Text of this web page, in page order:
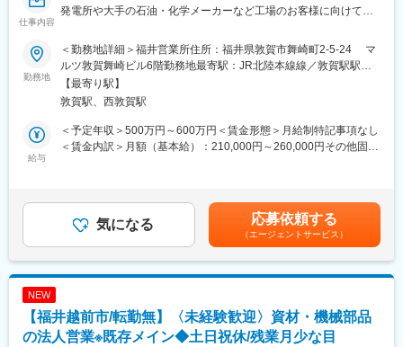
・給与…等級別の人事制度に基づいて決定。
判断基準や実績・実力に応じて公正に評価されています。半期に
一度、ご自身で目標をかかげ、上司と面談して具体的な実行プラ
ンを考え実施していただきます。
・当社は、1909年創業の老舗企業であり、福井県を拠点に電気設
備工事と電材販売を中心とした３つの事業を展開しています。
器を取り扱い、企業の生産活動を支援しています。
（3）電設事業：電気設備工事、通信設備工事、プラント設計・施
工、消防・防災設備工事、空調設備工事など、幅広い分野で施工
います。
社会の発展に貢献しながら、世界に通用する価値を創造する企業
を目指しています。
仕事内容
発電所や大手の石油・化学メーカーなど工場のお客様に向けて
当社が扱うのは発電所内で使用されるバルブ（流体の流れを調整
する装置）、プラスチック製品などの原料を運ぶ「空気輸送シス
テム」といった日本のインフラやモノづくりを支えるために欠か
せない設備です。
「発電」や「製品づくり」が止まらないよう支える社会貢献性と
やりがいの大きな仕事です。
ング。
納入設備の更新提案や納入後のフォロー・定期メンテナンスの提
案・対応、お客様からこれまでに納入していない設備について新
新規顧客：約3割
新規営業も、既存のお取引先からのご紹介がほとんどです。
勤務地
＜勤務地詳細＞福井営業所住所：福井県敦賀市舞崎町2-5-24 マ
ルツ敦賀舞崎ビル6階勤務地最寄駅：JR北陸本線線／敦賀駅駅受
動喫煙対策：屋内全面禁煙
【最寄り駅】
敦賀駅、西敦賀駅
給与
＜予定年収＞500万円～600万円＜賃金形態＞月給制特記事項なし
＜賃金内訳＞月額（基本給）：210,000円～260,000円その他固定
でも目安の金額であり、選考を通じて上下する可能性がありま
す。月給(月額)は固定手当を含めた表記です。
気になる 応募依頼する
（エージェントサービス）
NEW
【福井越前市/転勤無】〈未経験歓迎〉資材・機械部品
の法人営業※既存メイン◆土日祝休/残業月少な目